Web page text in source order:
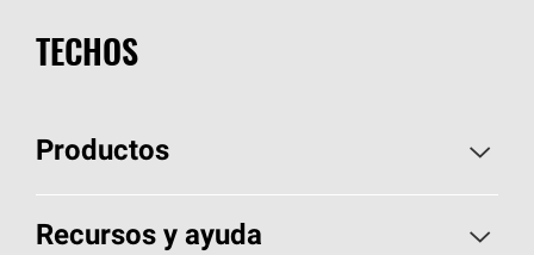
TECHOS
Productos
Elija sus tejas
Recursos y ayuda